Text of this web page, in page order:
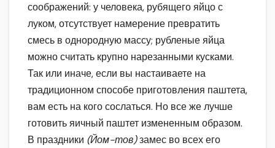
соображений: у человека, рубящего яйцо с
луком, отсутствует намерение превратить
смесь в однородную массу; рубленые яйца
можно считать крупно нарезанными кусками.
Так или иначе, если вы настаиваете на
традиционном способе приготовления паштета,
вам есть на кого сослаться. Но все же лучше
готовить яичный паштет измененным образом.
В праздники (Йом-тов)замес во всех его